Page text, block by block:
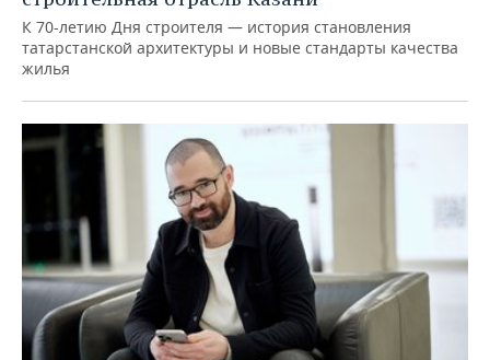
К 70-летию Дня строителя — история становления
татарстанской архитектуры и новые стандарты качества
жилья